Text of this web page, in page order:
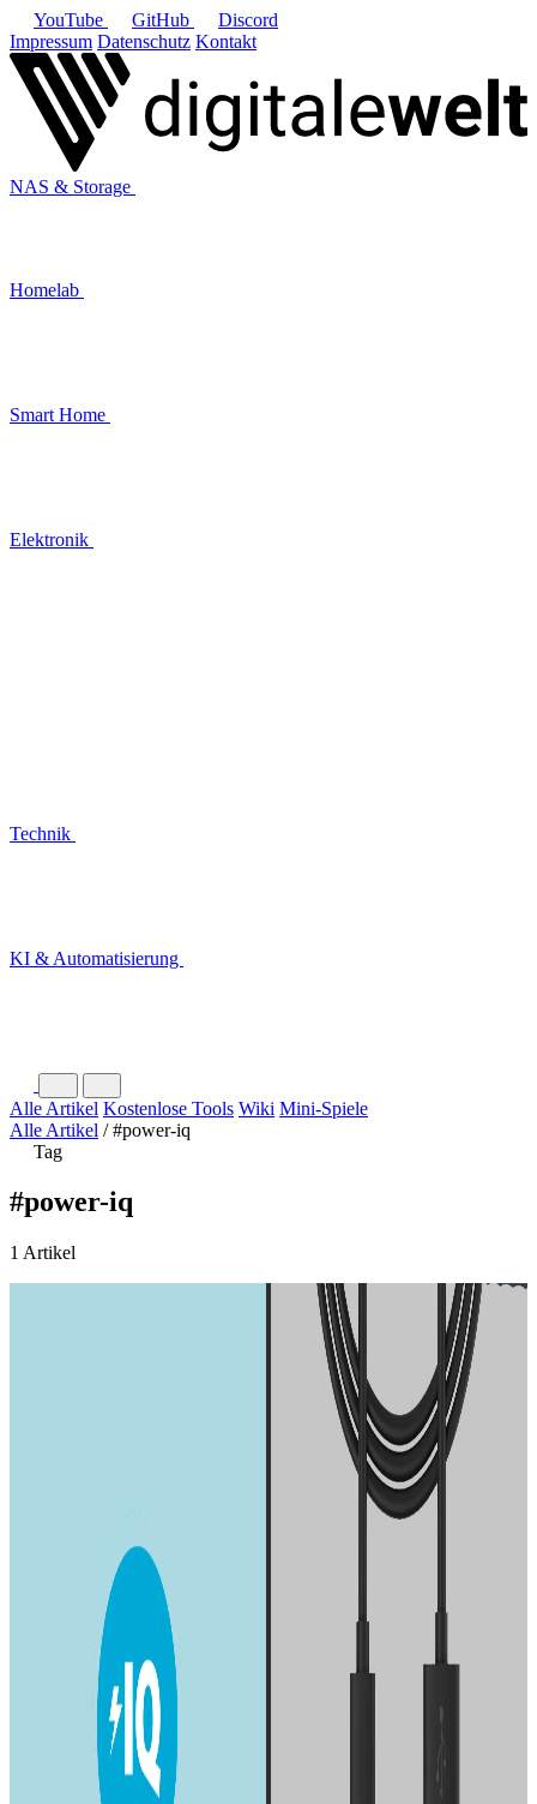
YouTube GitHub
Discord
Impressum Datenschutz Kontakt
NAS & Storage
Homelab
Smart Home
Elektronik
Technik
KI & Automatisierung
Alle Artikel Kostenlose Tools Wiki Mini-Spiele
Alle Artikel / #power-iq
Tag
#power-iq
1 Artikel